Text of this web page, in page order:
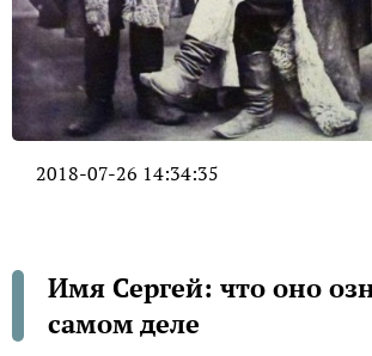
2018-07-26 14:34:35
Имя Сергей: что оно
самом деле